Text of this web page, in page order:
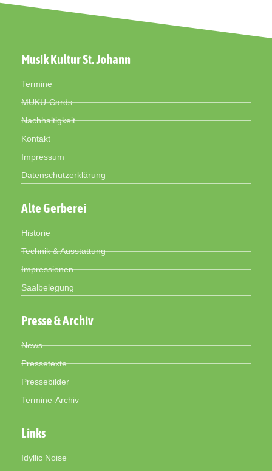
Musik Kultur St. Johann
Termine
MUKU-Cards
Nachhaltigkeit
Kontakt
Impressum
Datenschutzerklärung
Alte Gerberei
Historie
Technik & Ausstattung
Impressionen
Saalbelegung
Presse & Archiv
News
Pressetexte
Pressebilder
Termine-Archiv
Links
Idyllic Noise